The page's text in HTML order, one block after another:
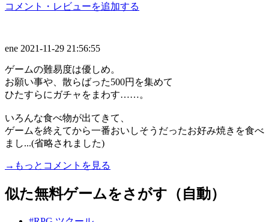
コメント・レビューを追加する
ene 2021-11-29 21:56:55
ゲームの難易度は優しめ。
お願い事や、散らばった500円を集めて
ひたすらにガチャをまわす……。
いろんな食べ物が出てきて、
ゲームを終えてから一番おいしそうだったお好み焼きを食べ
まし...(省略されました)
→もっとコメントを見る
似た無料ゲームをさがす（自動）